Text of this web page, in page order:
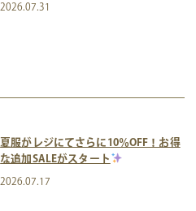
2026.07.31
夏服がレジにてさらに10％OFF！お得
な追加SALEがスタート
2026.07.17